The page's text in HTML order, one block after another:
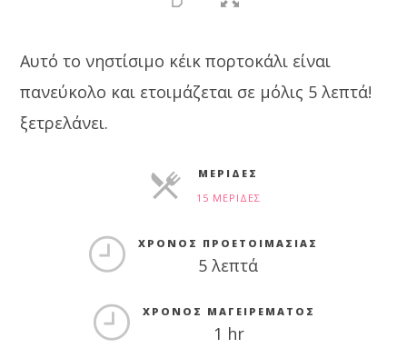
Αυτό το νηστίσιμο κέικ πορτοκάλι είναι
πανεύκολο και ετοιμάζεται σε μόλις 5 λεπτά!
ξετρελάνει.
ΜΕΡΊΔΕΣ
15 ΜΕΡΊΔΕΣ
ΧΡΌΝΟΣ ΠΡΟΕΤΟΙΜΑΣΊΑΣ
5 λεπτά
ΧΡΌΝΟΣ ΜΑΓΕΙΡΈΜΑΤΟΣ
1 hr